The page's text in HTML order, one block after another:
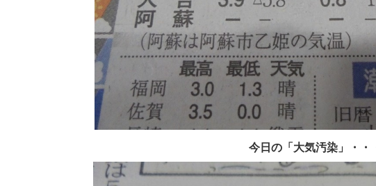
今日の「大気汚染」・・